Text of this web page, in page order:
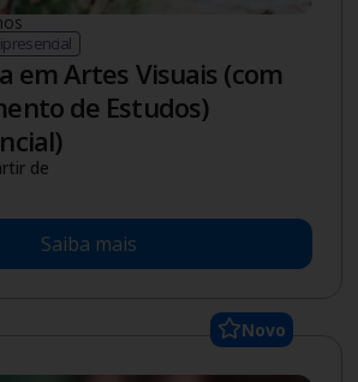
em Artes Visuais (com
de Estudos)
de
Saiba mais
Novo